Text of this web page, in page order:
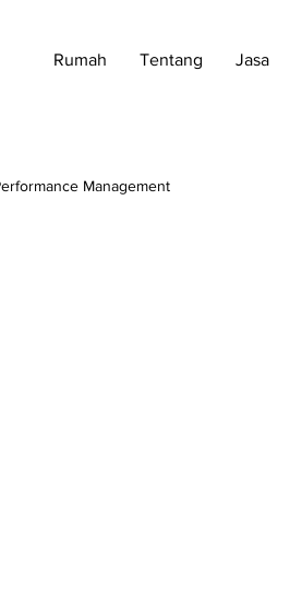
Rumah Tentang Jasa
Management